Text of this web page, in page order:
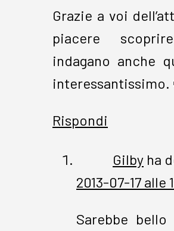
Grazie a voi
piacere
indagano anche
interessantissimo.
Rispondi
Gilby ha
2013-07-17 alle
Sarebbe